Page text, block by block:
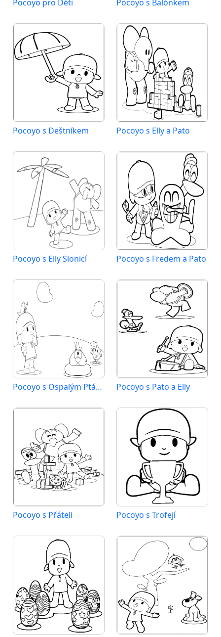
Pocoyo pro Děti Pocoyo s Balónkem
Pocoyo s Deštníkem Pocoyo s Elly a Pato
Pocoyo s Elly Slonicí Pocoyo s Fredem a Pato
Pocoyo s Ospalým Ptákem a Mládětem Pocoyo s Pato a Elly
Pocoyo s Přáteli Pocoyo s Trofejí